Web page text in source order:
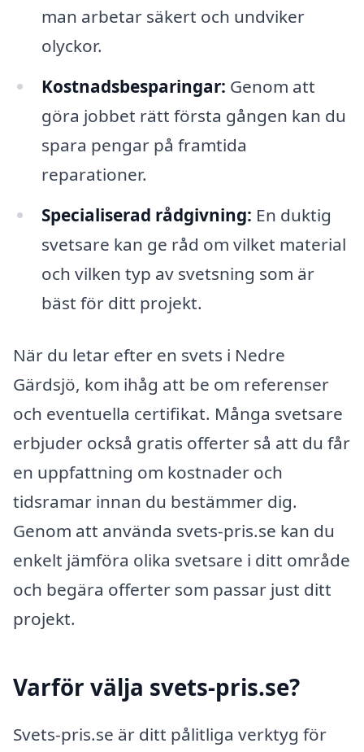
man arbetar säkert och undviker
olyckor.
Kostnadsbesparingar: Genom att
göra jobbet rätt första gången kan du
spara pengar på framtida
reparationer.
Specialiserad rådgivning: En duktig
svetsare kan ge råd om vilket material
och vilken typ av svetsning som är
bäst för ditt projekt.
När du letar efter en svets i Nedre
Gärdsjö, kom ihåg att be om referenser
och eventuella certifikat. Många svetsare
erbjuder också gratis offerter så att du får
en uppfattning om kostnader och
tidsramar innan du bestämmer dig.
Genom att använda svets-pris.se kan du
enkelt jämföra olika svetsare i ditt område
och begära offerter som passar just ditt
projekt.
Varför välja svets-pris.se?
Svets-pris.se är ditt pålitliga verktyg för